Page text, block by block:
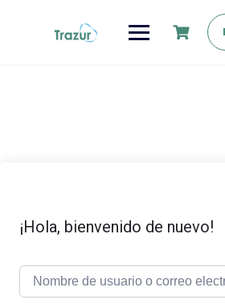
¡Hola, bienvenido de nuevo!